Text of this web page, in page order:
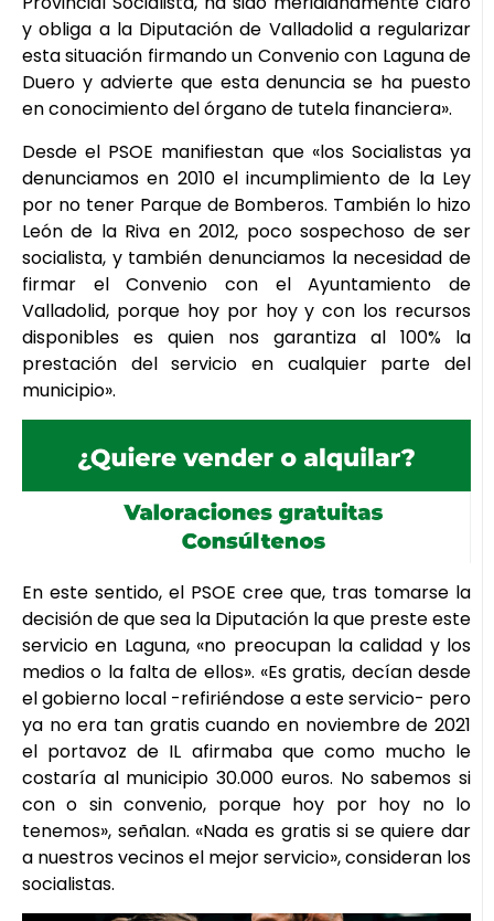
y obliga a la Diputación de Valladolid a regularizar
esta situación firmando un Convenio con Laguna de
Duero y advierte que esta denuncia se ha puesto
en conocimiento del órgano de tutela financiera».
Desde el PSOE manifiestan que «los Socialistas ya
denunciamos en 2010 el incumplimiento de la Ley
por no tener Parque de Bomberos. También lo hizo
León de la Riva en 2012, poco sospechoso de ser
socialista, y también denunciamos la necesidad de
firmar el Convenio con el Ayuntamiento de
Valladolid, porque hoy por hoy y con los recursos
disponibles es quien nos garantiza al 100% la
prestación del servicio en cualquier parte del
municipio».
En este sentido, el PSOE cree que, tras tomarse la
decisión de que sea la Diputación la que preste este
servicio en Laguna, «no preocupan la calidad y los
medios o la falta de ellos». «Es gratis, decían desde
el gobierno local -refiriéndose a este servicio- pero
ya no era tan gratis cuando en noviembre de 2021
el portavoz de IL afirmaba que como mucho le
costaría al municipio 30.000 euros. No sabemos si
con o sin convenio, porque hoy por hoy no lo
tenemos», señalan. «Nada es gratis si se quiere dar
a nuestros vecinos el mejor servicio», consideran los
socialistas.